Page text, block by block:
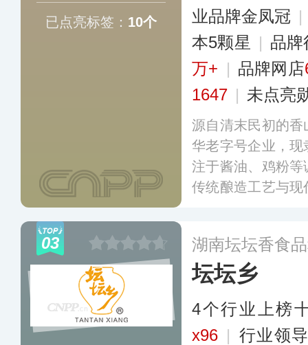
已点亮标签： 10个
业品牌金凤冠 |
本5颗星 | 品牌
万+ | 品牌网店
1647 | 未点亮
源自清末民初的
华老字号企业，
注于酱油、鸡粉
传统酿造工艺与
等10多个品类。
03 湖南坛坛香食
坛坛乡
4个行业上榜
x96 | 行业领